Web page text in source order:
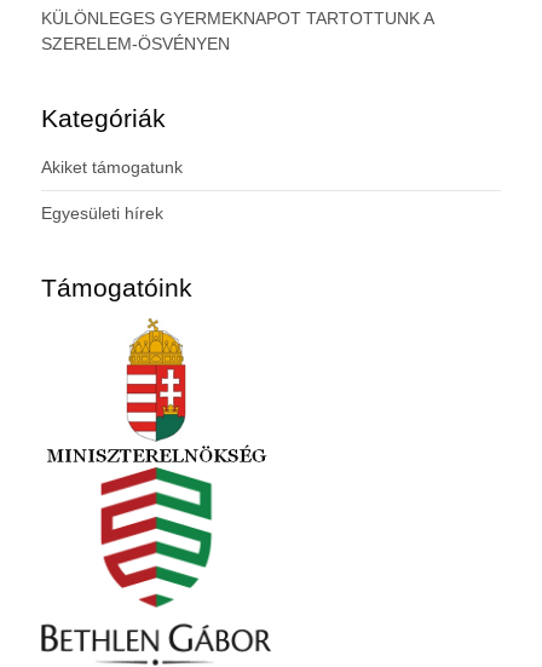
KÜLÖNLEGES GYERMEKNAPOT TARTOTTUNK A
SZERELEM-ÖSVÉNYEN
Kategóriák
Akiket támogatunk
Egyesületi hírek
Támogatóink